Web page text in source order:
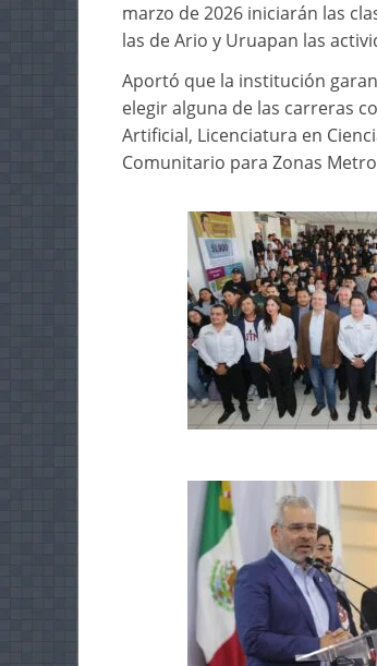
marzo de 2026 iniciarán las
las de Ario y Uruapan las
Aportó que la institución
elegir alguna de las carreras
Artificial, Licenciatura en
Comunitario para Zonas